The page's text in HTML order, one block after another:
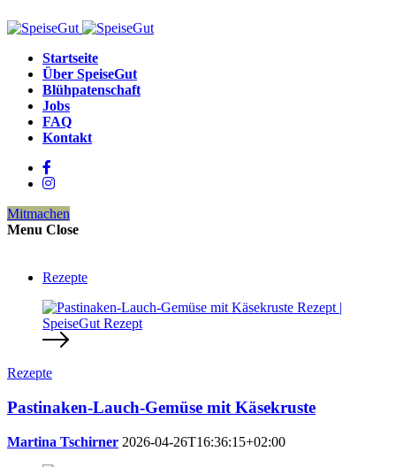
Startseite
Über SpeiseGut
Blühpatenschaft
Jobs
FAQ
Kontakt
Mitmachen
Menu Close
Rezepte
Rezepte
Pastinaken-Lauch-Gemüse mit Käsekruste
Martina Tschirner 2026-04-26T16:36:15+02:00